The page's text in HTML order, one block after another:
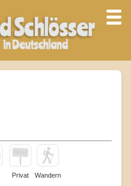
Privat Wandern